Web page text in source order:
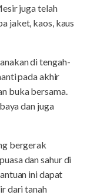
juga telah
jaket, kaos, kaus
di tengah-
pada akhir
buka bersama.
dan juga
bergerak
dan sahur di
ini dapat
dari tanah